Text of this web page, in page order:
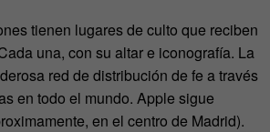
tienen lugares de culto que reciben
una, con su altar e iconografía. La
red de distribución de fe a través
en todo el mundo. Apple sigue
en el centro de Madrid).